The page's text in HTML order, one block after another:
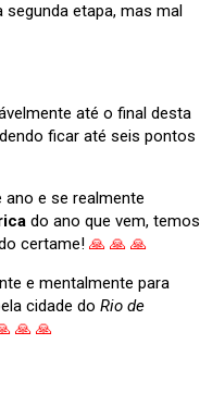
etapa, mas mal
até o final desta
ficar até seis pontos
ano e se realmente
do ano que vem, temos
certame! 🙏 🙏 🙏
e mentalmente para
cidade do Rio de
🙏 🙏